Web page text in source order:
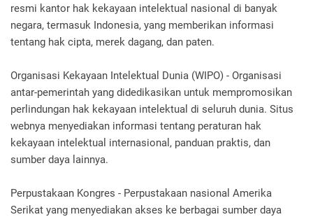
resmi kantor hak kekayaan intelektual nasional di banyak
negara, termasuk Indonesia, yang memberikan informasi
tentang hak cipta, merek dagang, dan paten.
Organisasi Kekayaan Intelektual Dunia (WIPO) - Organisasi
antar-pemerintah yang didedikasikan untuk mempromosikan
perlindungan hak kekayaan intelektual di seluruh dunia. Situs
webnya menyediakan informasi tentang peraturan hak
kekayaan intelektual internasional, panduan praktis, dan
sumber daya lainnya.
Perpustakaan Kongres - Perpustakaan nasional Amerika
Serikat yang menyediakan akses ke berbagai sumber daya